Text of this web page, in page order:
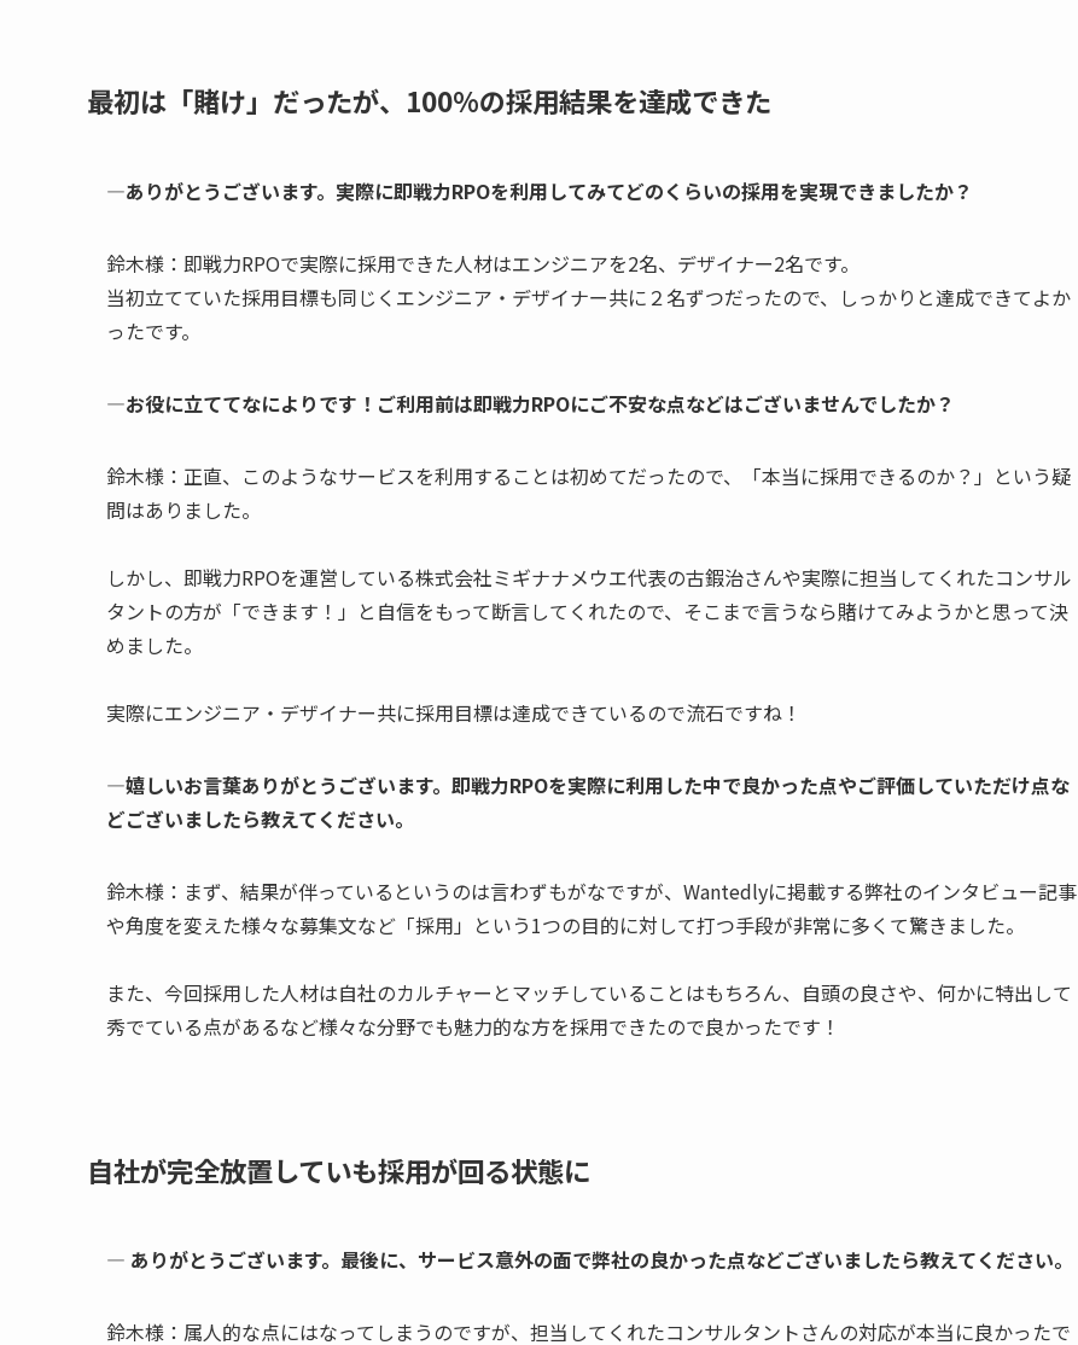
最初は「賭け」だったが、100%の採用結果を達成できた
―ありがとうございます。実際に即戦力RPOを利用してみてどのくらいの採用を実現できましたか？
鈴木様：即戦力RPOで実際に採用できた人材はエンジニアを2名、デザイナー2名です。
当初立てていた採用目標も同じくエンジニア・デザイナー共に２名ずつだったので、しっかりと達成できてよか
ったです。
―お役に立ててなによりです！ご利用前は即戦力RPOにご不安な点などはございませんでしたか？
鈴木様：正直、このようなサービスを利用することは初めてだったので、「本当に採用できるのか？」という疑
問はありました。
しかし、即戦力RPOを運営している株式会社ミギナナメウエ代表の古鍜治さんや実際に担当してくれたコンサル
タントの方が「できます！」と自信をもって断言してくれたので、そこまで言うなら賭けてみようかと思って決
めました。
実際にエンジニア・デザイナー共に採用目標は達成できているので流石ですね！
―嬉しいお言葉ありがとうございます。即戦力RPOを実際に利用した中で良かった点やご評価していただけ点な
どございましたら教えてください。
鈴木様：まず、結果が伴っているというのは言わずもがなですが、Wantedlyに掲載する弊社のインタビュー記事
や角度を変えた様々な募集文など「採用」という1つの目的に対して打つ手段が非常に多くて驚きました。
また、今回採用した人材は自社のカルチャーとマッチしていることはもちろん、自頭の良さや、何かに特出して
秀でている点があるなど様々な分野でも魅力的な方を採用できたので良かったです！
自社が完全放置していも採用が回る状態に
― ありがとうございます。最後に、サービス意外の面で弊社の良かった点などございましたら教えてください。
鈴木様：属人的な点にはなってしまうのですが、担当してくれたコンサルタントさんの対応が本当に良かったで